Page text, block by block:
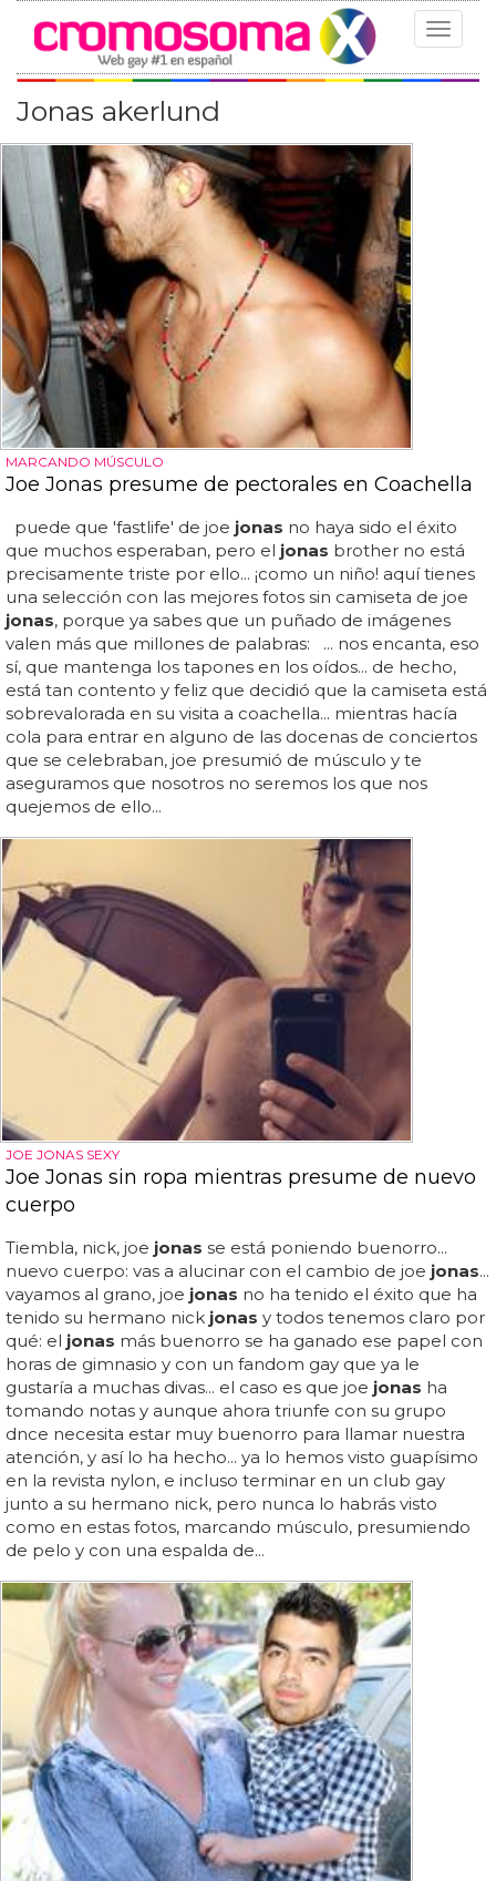
Toggle
Jonas akerlund
MARCANDO MÚSCULO
Joe Jonas presume de pectorales en Coachella
puede que 'fastlife' de joe jonas no haya sido el éxito
que muchos esperaban, pero el jonas brother no está
precisamente triste por ello... ¡como un niño! aquí tienes
una selección con las mejores fotos sin camiseta de joe
jonas, porque ya sabes que un puñado de imágenes
valen más que millones de palabras: ... nos encanta, eso
sí, que mantenga los tapones en los oídos... de hecho,
está tan contento y feliz que decidió que la camiseta está
sobrevalorada en su visita a coachella... mientras hacía
cola para entrar en alguno de las docenas de conciertos
que se celebraban, joe presumió de músculo y te
aseguramos que nosotros no seremos los que nos
quejemos de ello...
JOE JONAS SEXY
Joe Jonas sin ropa mientras presume de nuevo
cuerpo
Tiembla, nick, joe jonas se está poniendo buenorro...
nuevo cuerpo: vas a alucinar con el cambio de joe jonas...
vayamos al grano, joe jonas no ha tenido el éxito que ha
tenido su hermano nick jonas y todos tenemos claro por
qué: el jonas más buenorro se ha ganado ese papel con
horas de gimnasio y con un fandom gay que ya le
gustaría a muchas divas... el caso es que joe jonas ha
tomando notas y aunque ahora triunfe con su grupo
dnce necesita estar muy buenorro para llamar nuestra
atención, y así lo ha hecho... ya lo hemos visto guapísimo
en la revista nylon, e incluso terminar en un club gay
junto a su hermano nick, pero nunca lo habrás visto
como en estas fotos, marcando músculo, presumiendo
de pelo y con una espalda de...